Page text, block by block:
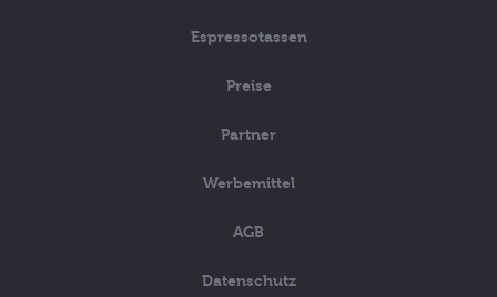
Espressotassen
Preise
Partner
Werbemittel
AGB
Datenschutz